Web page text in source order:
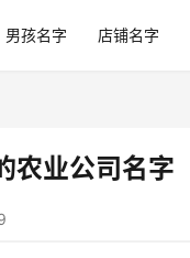
男孩名字 店铺名字
农业公司名字